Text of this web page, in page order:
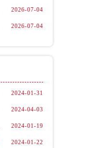
2026-07-04
2026-07-04
2024-01-31
2024-04-03
2024-01-19
2024-01-22